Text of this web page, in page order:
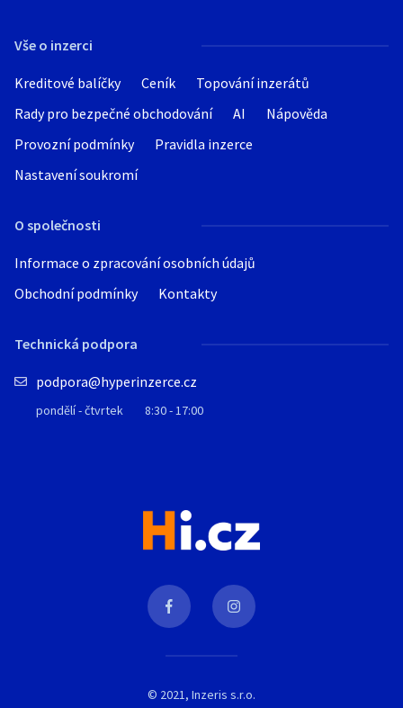
Vše o inzerci
Kreditové balíčky Ceník
Topování inzerátů
Rady pro bezpečné obchodování
AI
Nápověda
Provozní podmínky
Pravidla inzerce
Nastavení soukromí
O společnosti
Informace o zpracování osobních údajů
Obchodní podmínky
Kontakty
Technická podpora
podpora@hyperinzerce.cz
pondělí - čtvrtek 8:30 - 17:00
© 2021, Inzeris s.r.o.